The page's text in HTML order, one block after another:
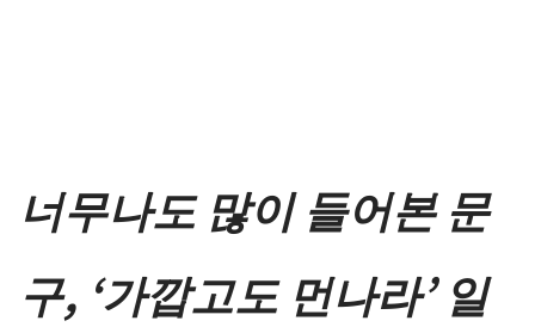
너무나도 많이 들어본 문
구, ‘가깝고도 먼나라’ 일